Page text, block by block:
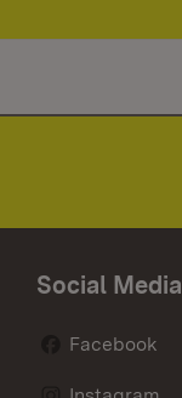
Social Media
Facebook